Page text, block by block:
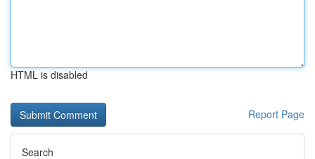
HTML is disabled
Report Page
Search